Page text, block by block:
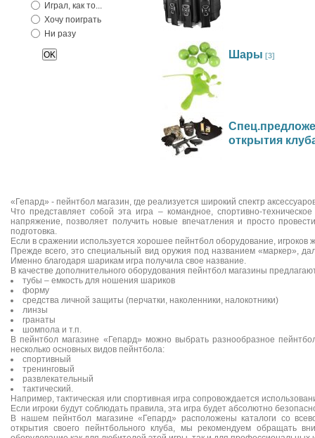
Играл, как то...
Хочу поиграть
Ни разу
«Гепард» - пейнтбол магазин, где реализуется широкий спектр
Что представляет собой эта игра – командное, спортивно-
напряжение, позволяет получить новые впечатления и просто
подготовка.
Если в сражении используется хорошее пейнтбол оборудование,
Прежде всего, это специальный вид оружия под названием «маркер»,
Именно благодаря шарикам игра получила свое название.
В качестве дополнительного оборудования пейнтбол магазины
тубы – емкость для ношения шариков
форму
средства личной защиты (перчатки, наколенники, налокотники)
линзы
гранаты
шомпола и т.п.
В пейнтбол магазине «Гепард» можно выбрать разнообразное
несколько основных видов пейнтбола:
спортивный
тренинговый
развлекательный
тактический.
Например, тактическая или спортивная игра сопровождается
Если игроки будут соблюдать правила, эта игра будет абсолютно
В нашем пейнтбол магазине «Гепард» расположены каталоги со
открытия своего пейнтбольного клуба, мы рекомендуем обращать
Шары [3]
открытия